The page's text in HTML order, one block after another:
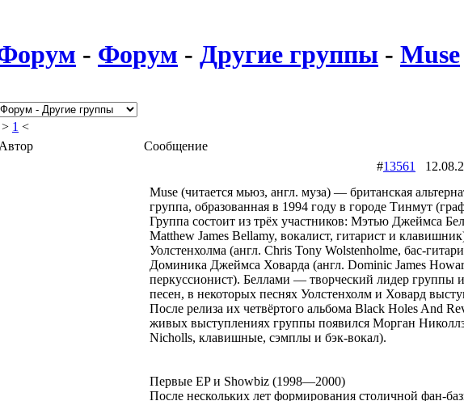
- Форум - Другие группы - Muse
> 1 <
Автор
Сообщение
#13561
Muse (читается мьюз, англ. муза) — британская
группа, образованная в 1994 году в городе Тинмут
Группа состоит из трёх участников: Мэтью Джеймса
Matthew James Bellamy, вокалист, гитарист и
Уолстенхолма (англ. Chris Tony Wolstenholme, бас-
Доминика Джеймса Ховарда (англ. Dominic James
перкуссионист). Беллами — творческий лидер группы и
песен, в некоторых песнях Уолстенхолм и Ховард
После релиза их четвёртого альбома Black Holes And
живых выступлениях группы появился Морган
Nicholls, клавишные, сэмплы и бэк-вокал).
Первые EP и Showbiz (1998—2000)
После нескольких лет формирования столичной фан-